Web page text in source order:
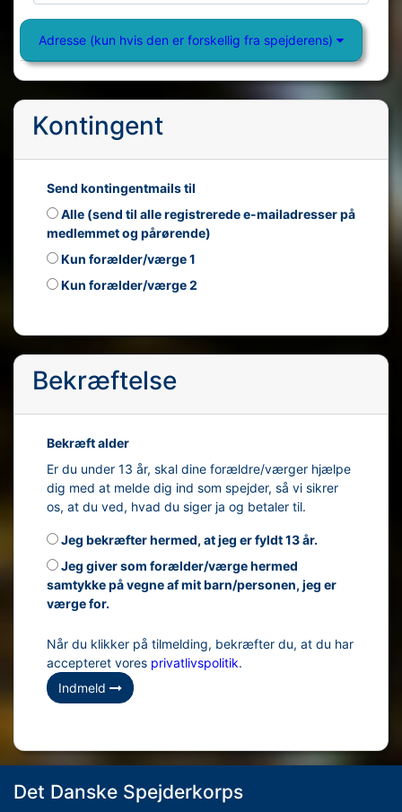
Adresse (kun hvis den er forskellig fra spejderens)
Kontingent
Send kontingentmails til
Alle (send til alle registrerede e-mailadresser på
medlemmet og pårørende)
Kun forælder/værge 1
Kun forælder/værge 2
Bekræftelse
Bekræft alder
Er du under 13 år, skal dine forældre/værger hjælpe
dig med at melde dig ind som spejder, så vi sikrer
os, at du ved, hvad du siger ja og betaler til.
Jeg bekræfter hermed, at jeg er fyldt 13 år.
Jeg giver som forælder/værge hermed
samtykke på vegne af mit barn/personen, jeg er
værge for.
Når du klikker på tilmelding, bekræfter du, at du har
accepteret vores privatlivspolitik.
Indmeld
Det Danske Spejderkorps